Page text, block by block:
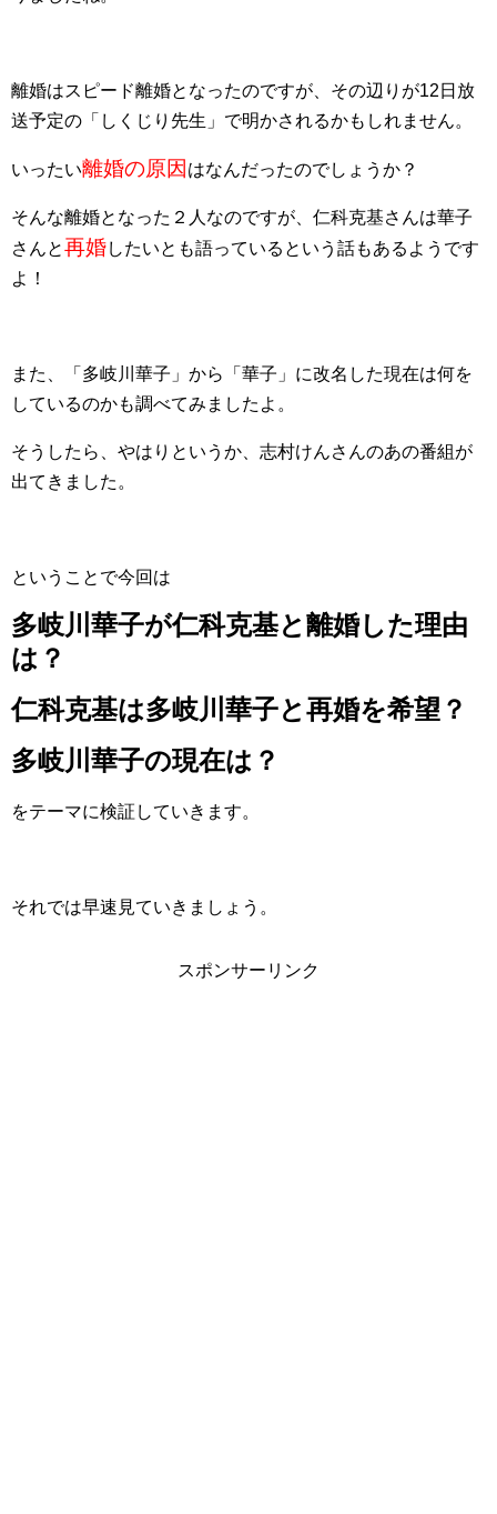
離婚はスピード離婚となったのですが、その辺りが12日放
送予定の「しくじり先生」で明かされるかもしれません。
いったい離婚の原因 はなんだったのでしょうか？
そんな離婚となった２人なのですが、仁科克基さんは華子
さんと再婚したいとも語っているという話もあるようです
よ！
また、「多岐川華子」から「華子」に改名した現在は何を
しているのかも調べてみましたよ。
そうしたら、やはりというか、志村けんさんのあの番組が
出てきました。
ということで今回は
多岐川華子が仁科克基と離婚した理由
は？
仁科克基は多岐川華子と再婚を希望？
多岐川華子の現在は？
をテーマに検証していきます。
それでは早速見ていきましょう。
スポンサーリンク